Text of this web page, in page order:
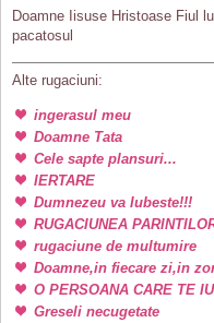
Doamne Iisuse Hristoase Fiul
pacatosul
Alte rugaciuni:
ingerasul meu
Doamne Tata
Cele sapte plansuri...
IERTARE
Dumnezeu va Iubeste!!!
RUGACIUNEA
rugaciune de multumire
Doamne,in fiecare zi,in
O PERSOANA CARE TE
Greseli necugetate